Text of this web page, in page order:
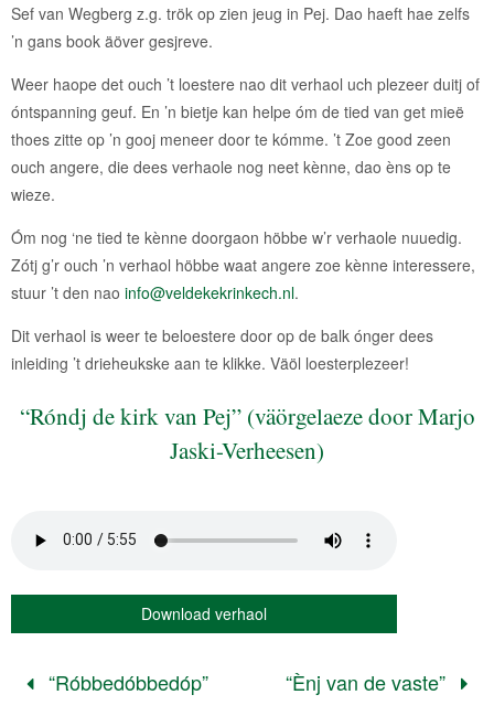
Sef van Wegberg z.g. trök op zien jeug in Pej. Dao haeft hae zelfs
’n gans book äöver gesjreve.
Weer haope det ouch ’t loestere nao dit verhaol uch plezeer duitj of
óntspanning geuf. En ’n bietje kan helpe óm de tied van get mieë
thoes zitte op ’n gooj meneer door te kómme. ’t Zoe good zeen
ouch angere, die dees verhaole nog neet kènne, dao èns op te
wieze.
Óm nog ‘ne tied te kènne doorgaon höbbe w’r verhaole nuuedig.
Zótj g’r ouch ’n verhaol höbbe waat angere zoe kènne interessere,
stuur ’t den nao info@veldekekrinkech.nl.
Dit verhaol is weer te beloestere door op de balk ónger dees
inleiding ’t drieheukske aan te klikke. Väöl loesterplezeer!
“Róndj de kirk van Pej” (väörgelaeze door Marjo
Jaski-Verheesen)
Download verhaol
“Róbbedóbbedóp” “Ènj van de vaste”